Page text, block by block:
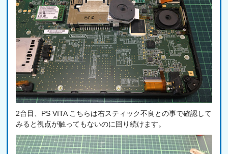
2台目、PS VITA こちらは右スティック不良との事で確認して
みると視点が触ってもないのに回り続けます。